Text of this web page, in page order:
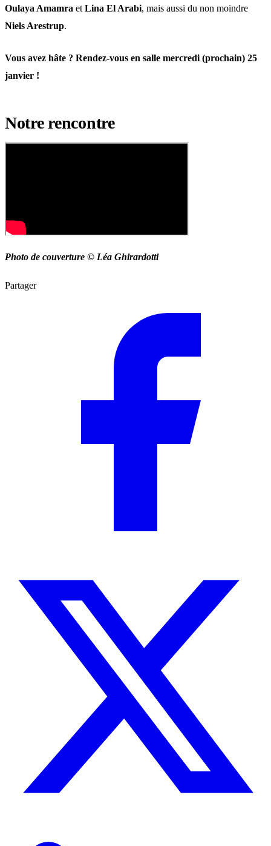
Oulaya Amamra et Lina El Arabi, mais aussi du non moindre
Niels Arestrup.
Vous avez hâte ? Rendez-vous en salle mercredi (prochain) 25
janvier !
Notre rencontre
Photo de couverture © Léa Ghirardotti
Partager